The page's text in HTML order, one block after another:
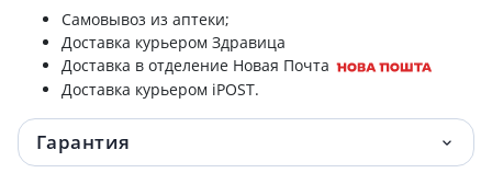
Pure skin крем дневн ревитал п/перв
признаков старения spf50+ 50мл
Самовывоз из аптеки;
Доставка курьером Здравица
Доставка в отделение Новая Почта
Доставка курьером iPOST.
Гарантия